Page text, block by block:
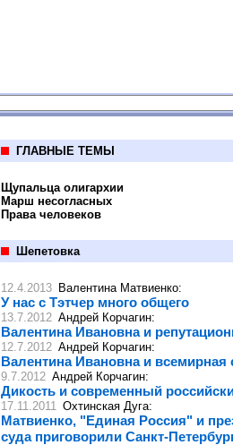
ГЛАВНЫЕ ТЕМЫ
Щупальца олигархии
Марш несогласных
Права человеков
Шепетовка
12.4.2013 Валентина Матвиенко:
У нас с Тэтчер много общего
13.7.2012 Андрей Корчагин:
Валентина Ивановна и
12.7.2012 Андрей Корчагин:
Валентина Ивановна и всемирная
9.7.2012 Андрей Корчагин:
Дикость и современный
17.11.2011 Охтинская Дуга:
Матвиенко, "Единая Россия" и
суда приговорили Санкт-